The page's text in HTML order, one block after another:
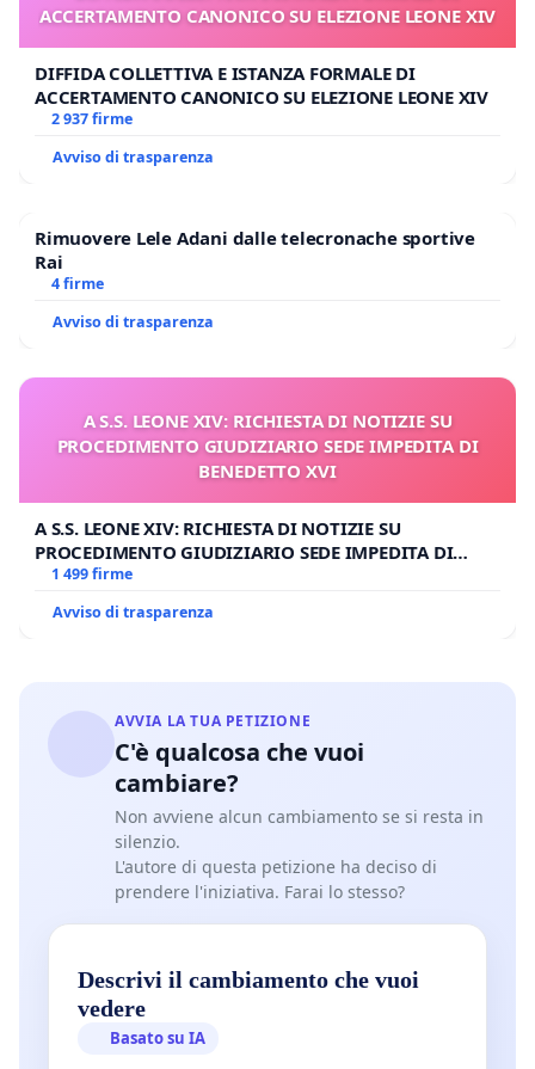
ACCERTAMENTO CANONICO SU ELEZIONE LEONE XIV
DIFFIDA COLLETTIVA E ISTANZA FORMALE DI
ACCERTAMENTO CANONICO SU ELEZIONE LEONE XIV
2 937 firme
Avviso di trasparenza
Rimuovere Lele Adani dalle telecronache sportive
Rai
4 firme
Avviso di trasparenza
A S.S. LEONE XIV: RICHIESTA DI NOTIZIE SU
PROCEDIMENTO GIUDIZIARIO SEDE IMPEDITA DI
BENEDETTO XVI
A S.S. LEONE XIV: RICHIESTA DI NOTIZIE SU
PROCEDIMENTO GIUDIZIARIO SEDE IMPEDITA DI
BENEDETTO XVI
1 499 firme
Avviso di trasparenza
AVVIA LA TUA PETIZIONE
C'è qualcosa che vuoi
cambiare?
Non avviene alcun cambiamento se si resta in
silenzio.
L'autore di questa petizione ha deciso di
prendere l'iniziativa. Farai lo stesso?
Descrivi il cambiamento che vuoi
vedere
Basato su IA